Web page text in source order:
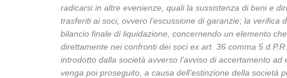
radicarsi in altre evenienze, quali la sussistenza di beni e
trasferiti ai soci, ovvero l’escussione di garanzie; la verifica
bilancio finale di liquidazione, concernendo un elemento
direttamente nei confronti dei soci ex art. 36 comma 5
introdotto dalla società avverso l’avviso di accertamento
venga poi proseguito, a causa dell’estinzione della